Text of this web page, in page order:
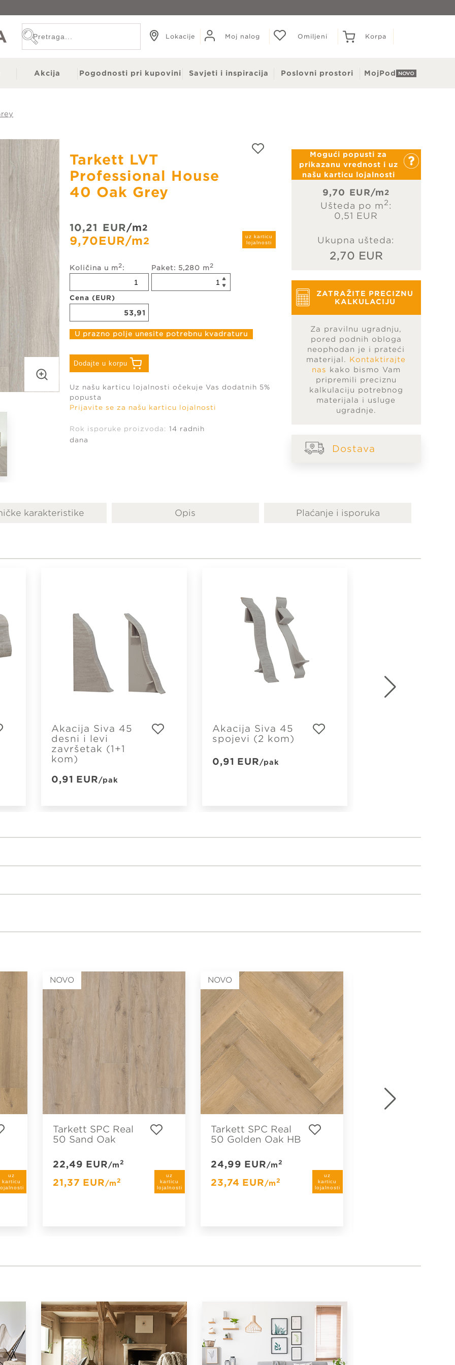
Lokacije Moj nalog Omiljeni Korpa
staze
mjeri
Garnišne
Tapete
Prostirke i bade setovi
Dekorativni jastuci
Prekrivači
Akcija Pogodnosti pri kupovini Savjeti i inspiracija Poslovni prostori MojPod
Tarkett LVT
Professional House
40 Oak Grey
10,21 EUR/m2
9,70EUR/m2
uz karticu
lojalnosti
Količina u m2: Paket: 5,280 m2
Cena (EUR)
53,91
U prazno polje unesite potrebnu kvadraturu
Dodajte u korpu
Uz našu karticu lojalnosti očekuje Vas dodatnih 5%
popusta
Prijavite se za našu karticu lojalnosti
Rok isporuke proizvoda: 14 radnih
dana
Mogući popusti za
prikazanu vrednost i uz
našu karticu lojalnosti
9,70 EUR/m2
Ušteda po m2:
0,51 EUR
Ukupna ušteda:
2,70 EUR
ZATRAŽITE PRECIZNU
KALKULACIJU
Za pravilnu ugradnju,
pored podnih obloga
neophodan je i prateći
materijal. Kontaktirajte
nas kako bismo Vam
pripremili preciznu
kalkulaciju potrebnog
materijala i usluge
ugradnje.
Dostava
karakteristike Opis Plaćanje i isporuka
Akacija Siva 45
desni i levi
završetak (1+1
kom)
0,91 EUR/pak
Akacija Siva 45
spojevi (2 kom)
0,91 EUR/pak
uz
karticu
NOVO
Tarkett SPC Real
50 Sand Oak
22,49 EUR/m2
21,37 EUR/m2
uz
karticu
lojalnosti
NOVO
Tarkett SPC Real
50 Golden Oak HB
24,99 EUR/m2
23,74 EUR/m2
uz
karticu
lojalnosti